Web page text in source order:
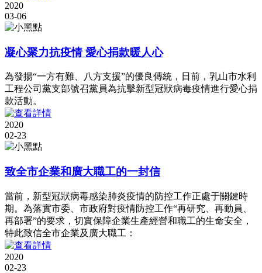
2020
03-06
凝心聚力抗疫情 愛心捐款暖人心
為發揚“一方有難、八方支援”的優良傳統，日前，乳山市水利
工程公司黨支部號召黨員為抗擊新型冠狀病毒疫情進行愛心捐
款活動。
2020
02-23
致全市企業和廣大職工的一封信
當前，新型冠狀病毒感染肺炎疫情的防控工作正處于關鍵時
期。為落實市委、市政府對疫情防控工作“再研究、再動員、
再部署”的要求，切實保障企業生產經營和職工的生命安全，
特此致信全市企業及廣大職工：
2020
02-23